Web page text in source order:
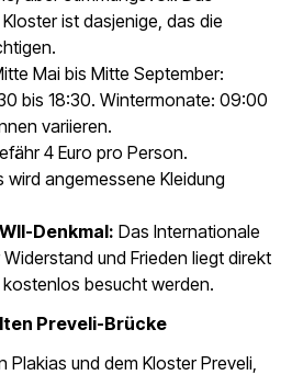
ist dasjenige, das die
Mai bis Mitte September:
bis 18:30. Wintermonate: 09:00
variieren.
4 Euro pro Person.
wird angemessene Kleidung
Denkmal: Das Internationale
und Frieden liegt direkt
besucht werden.
Preveli-Brücke
Plakias und dem Kloster Preveli,